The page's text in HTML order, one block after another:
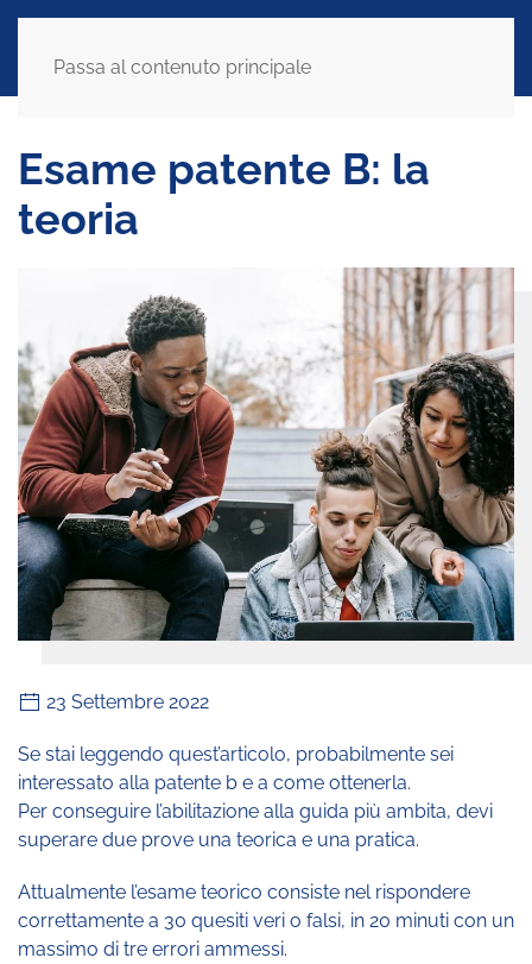
Passa al contenuto principale
Esame patente B: la
teoria
23 Settembre 2022
Se stai leggendo quest’articolo, probabilmente sei
interessato alla patente b e a come ottenerla.
Per conseguire l’abilitazione alla guida più ambita, devi
superare due prove una teorica e una pratica.
Attualmente l’esame teorico consiste nel rispondere
correttamente a 30 quesiti veri o falsi, in 20 minuti con un
massimo di tre errori ammessi.